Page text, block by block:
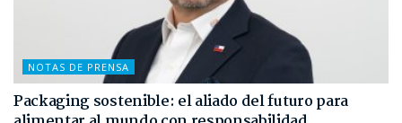
NOTAS DE PRENSA
Packaging sostenible: el aliado del futuro para